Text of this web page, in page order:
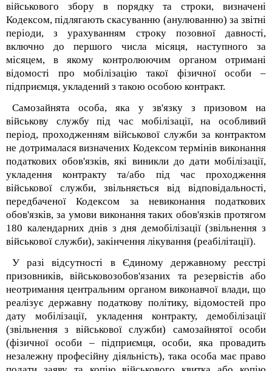
військового збору в порядку та строки, визначені
Кодексом, підлягають скасуванню (анулюванню) за звітні
періоди, з урахуванням строку позовної давності,
включно до першого числа місяця, наступного за
місяцем, в якому контролюючим органом отримані
відомості про мобілізацію такої фізичної особи –
підприємця, укладений з такою особою контракт.
Самозайнята особа, яка у зв'язку з призовом на
військову службу під час мобілізації, на особливий
період, проходженням військової служби за контрактом
не дотрималася визначених Кодексом термінів виконання
податкових обов'язків, які виникли до дати мобілізації,
укладення контракту та/або під час проходження
військової служби, звільняється від відповідальності,
передбаченої Кодексом за невиконання податкових
обов'язків, за умови виконання таких обов'язків протягом
180 календарних днів з дня демобілізації (звільнення з
військової служби), закінчення лікування (реабілітації).
У разі відсутності в Єдиному державному реєстрі
призовників, військовозобов'язаних та резервістів або
неотримання центральним органом виконавчої влади, що
реалізує державну податкову політику, відомостей про
дату мобілізації, укладення контракту, демобілізації
(звільнення з військової служби) самозайнятої особи
(фізичної особи – підприємця, особи, яка провадить
незалежну професійну діяльність), така особа має право